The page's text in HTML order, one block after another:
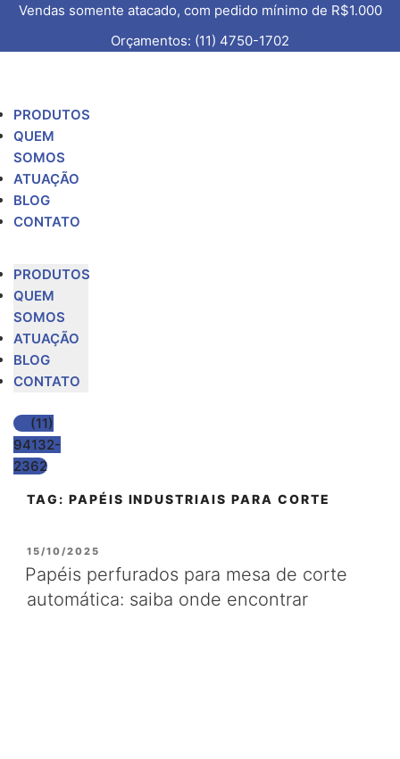
Vendas somente atacado, com pedido mínimo de R$1.000
Orçamentos: (11) 4750-1702
PRODUTOS
QUEM
SOMOS
ATUAÇÃO
BLOG
CONTATO
PRODUTOS
QUEM
SOMOS
ATUAÇÃO
BLOG
CONTATO
(11)
94132-
2362
TAG: PAPÉIS INDUSTRIAIS PARA CORTE
PUBLICADO
EM
15/10/2025
Papéis perfurados para mesa de corte
automática: saiba onde encontrar